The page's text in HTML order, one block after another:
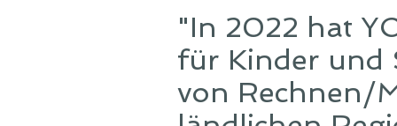
"In 2022 hat
für Kinder und
von Rechnen/